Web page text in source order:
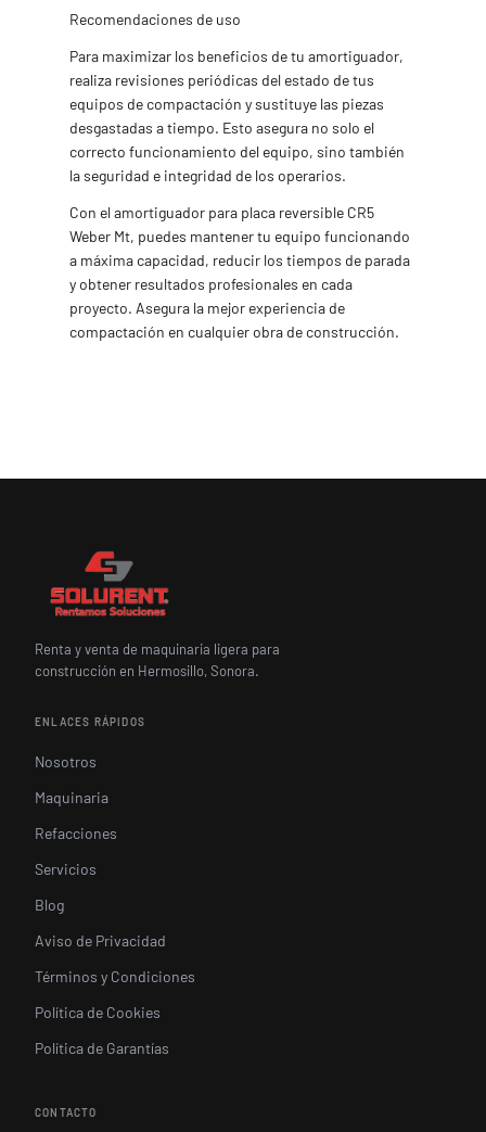
Recomendaciones de uso
Para maximizar los beneficios de tu amortiguador,
realiza revisiones periódicas del estado de tus
equipos de compactación y sustituye las piezas
desgastadas a tiempo. Esto asegura no solo el
correcto funcionamiento del equipo, sino también
la seguridad e integridad de los operarios.
Con el amortiguador para placa reversible CR5
Weber Mt, puedes mantener tu equipo funcionando
a máxima capacidad, reducir los tiempos de parada
y obtener resultados profesionales en cada
proyecto. Asegura la mejor experiencia de
compactación en cualquier obra de construcción.
Renta y venta de maquinaria ligera para
construcción en Hermosillo, Sonora.
ENLACES RÁPIDOS
Nosotros
Maquinaria
Refacciones
Servicios
Blog
Aviso de Privacidad
Términos y Condiciones
Política de Cookies
Política de Garantías
CONTACTO